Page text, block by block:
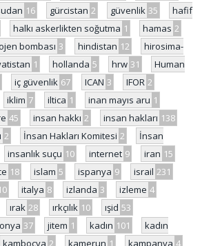
16 gürcistan 2 güvenlik 35
hafif
halkı askerlikten soğutma 1 hamas 2
bombası 3 hindistan 12
hirosima-
1 hollanda 5 hrw 31
Human
iç güvenlik 67 ICAN 3 IFOR 2
iklim 7 iltica 1 inan mayıs aru 1
45 insan hakkı 2 insan hakları 138
2 İnsan Hakları Komitesi 2
İnsan
insanlık suçu 10 internet 9 iran 15
18 islam 5 ispanya 9 israil 231
italya 8 izlanda 3 izleme 4
ırak 28 ırkçılık 10 ışid 53
37 jitem 1 kadın 101
kadın
kamboçya 2 kamerun 1 kampanya 4